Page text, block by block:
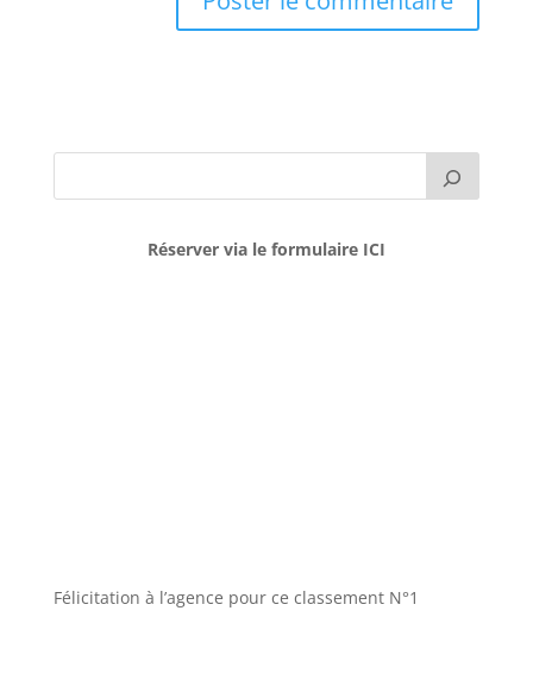
Réserver via le formulaire ICI
Félicitation à l’agence pour ce classement N°1